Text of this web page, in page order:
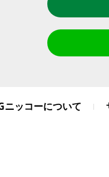
ニッコーについて